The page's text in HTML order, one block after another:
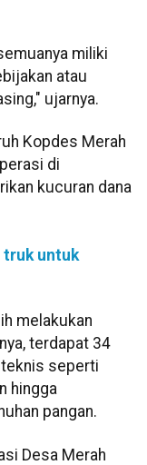
miliki
atau
ujarnya.
Kopdes Merah
di
kucuran dana
truk untuk
melakukan
terdapat 34
teknis seperti
hingga
pangan.
Desa Merah